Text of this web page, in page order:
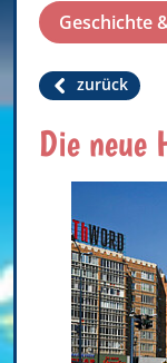
Geschichte
zurück
Die neue